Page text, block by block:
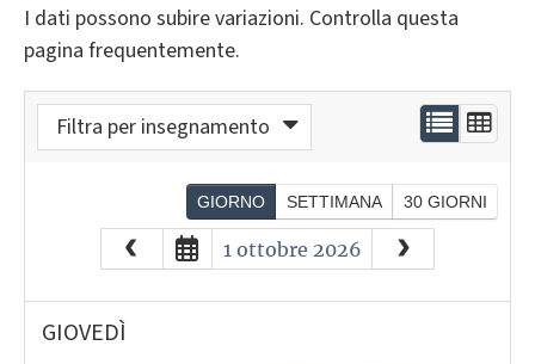
I dati possono subire variazioni. Controlla questa
pagina frequentemente.
Filtra per insegnamento
GIORNO SETTIMANA 30 GIORNI
August 2026
Sun Mon Tue Wed Thu
26 27 28 29 30 31
1 ottobre 2026
GIOVEDÌ